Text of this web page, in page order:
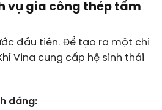
vụ gia công thép tấm
đầu tiên. Để tạo ra một chi
Vina cung cấp hệ sinh thái
dáng: